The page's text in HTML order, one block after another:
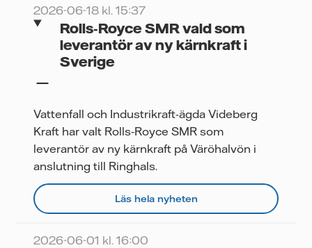
2026-06-18 kl. 15:37
Rolls‑Royce SMR vald som
leverantör av ny kärnkraft i
Sverige
Vattenfall och Industrikraft-ägda Videberg
Kraft har valt Rolls‑Royce SMR som
leverantör av ny kärnkraft på Väröhalvön i
anslutning till Ringhals.
Läs hela nyheten
2026-06-01 kl. 16:00